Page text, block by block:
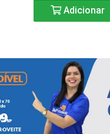
Adicionar